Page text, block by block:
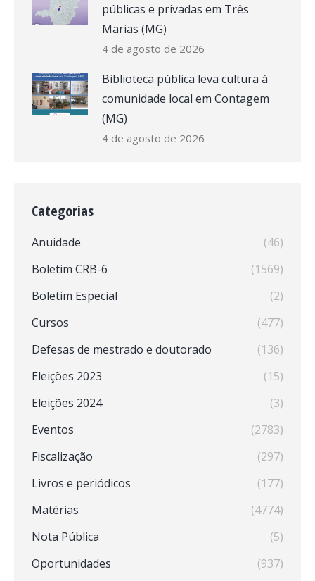
públicas e privadas em Três
Marias (MG)
4 de agosto de 2026
Biblioteca pública leva cultura à
comunidade local em Contagem
(MG)
4 de agosto de 2026
Categorias
Anuidade
(46)
Boletim CRB-6
(1569)
Boletim Especial
(2)
Cursos
(477)
Defesas de mestrado e doutorado
(136)
Eleições 2023
(15)
Eleições 2024
(3)
Eventos
(2783)
Fiscalização
(297)
Livros e periódicos
(177)
Matérias
(4774)
Nota Pública
(5)
Oportunidades
(937)